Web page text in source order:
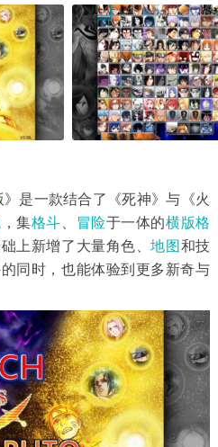
》是一款结合了《死神》与《火
，集格斗 冒险于一体的横版格
上新增了大量角色、地图和技
同时，也能体验到更多新奇与